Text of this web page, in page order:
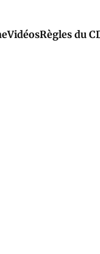
VidéosRègles du